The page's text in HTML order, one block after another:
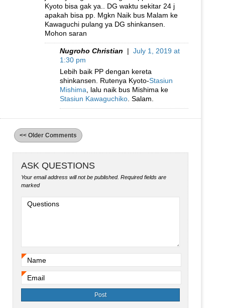
Kyoto bisa gak ya.. DG waktu sekitar 24 j
apakah bisa pp. Mgkn Naik bus Malam ke
Kawaguchi pulang ya DG shinkansen.
Mohon saran
Nugroho Christian | July 1, 2019 at
1:30 pm
Lebih baik PP dengan kereta
shinkansen. Rutenya Kyoto-Stasiun
Mishima , lalu naik bus Mishima ke
Stasiun Kawaguchiko . Salam.
<< Older Comments
ASK QUESTIONS
Your email address will not be published. Required fields are
marked
Questions
Name
Email